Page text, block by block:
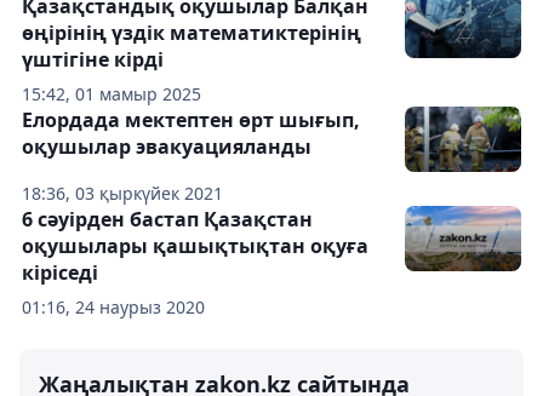
15:42, 01 мамыр 2025
Қазақстандық оқушылар Балқан
өңірінің үздік математиктерінің
үштігіне кірді
18:36, 03 қыркүйек 2021
Елордада мектептен өрт шығып,
оқушылар эвакуацияланды
01:16, 24 наурыз 2020
6 сәуірден бастап Қазақстан
оқушылары қашықтықтан оқуға
кіріседі
Жаңалықтан zakon.kz сайтында